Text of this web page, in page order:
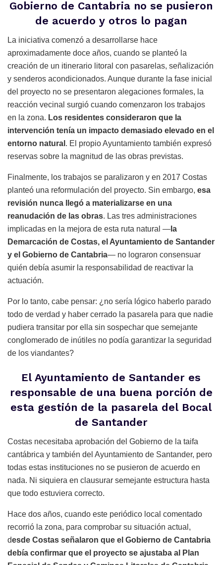
Gobierno de Cantabria no se pusieron
de acuerdo y otros lo pagan
La iniciativa comenzó a desarrollarse hace
aproximadamente doce años, cuando se planteó la
creación de un itinerario litoral con pasarelas, señalización
y senderos acondicionados. Aunque durante la fase inicial
del proyecto no se presentaron alegaciones formales, la
reacción vecinal surgió cuando comenzaron los trabajos
en la zona. Los residentes consideraron que la
intervención tenía un impacto demasiado elevado en el
entorno natural . El propio Ayuntamiento también expresó
reservas sobre la magnitud de las obras previstas.
Finalmente, los trabajos se paralizaron y en 2017 Costas
planteó una reformulación del proyecto. Sin embargo, esa
revisión nunca llegó a materializarse en una
reanudación de las obras. Las tres administraciones
implicadas en la mejora de esta ruta natural — la
Demarcación de Costas, el Ayuntamiento de Santander
y el Gobierno de Cantabria— no lograron consensuar
quién debía asumir la responsabilidad de reactivar la
actuación.
Por lo tanto, cabe pensar: ¿no sería lógico haberlo parado
todo de verdad y haber cerrado la pasarela para que nadie
pudiera transitar por ella sin sospechar que semejante
conglomerado de inútiles no podía garantizar la seguridad
de los viandantes?
El Ayuntamiento de Santander es
responsable de una buena porción de
esta gestión de la pasarela del Bocal
de Santander
Costas necesitaba aprobación del Gobierno de la taifa
cantábrica y también del Ayuntamiento de Santander, pero
todas estas instituciones no se pusieron de acuerdo en
nada. Ni siquiera en clausurar semejante estructura hasta
que todo estuviera correcto.
Hace dos años, cuando este periódico local comentado
recorrió la zona, para comprobar su situación actual,
desde Costas señalaron que el Gobierno de Cantabria
debía confirmar que el proyecto se ajustaba al Plan